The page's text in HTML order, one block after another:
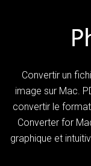
Convertir un
image sur Mac.
convertir le
Converter for
graphique et